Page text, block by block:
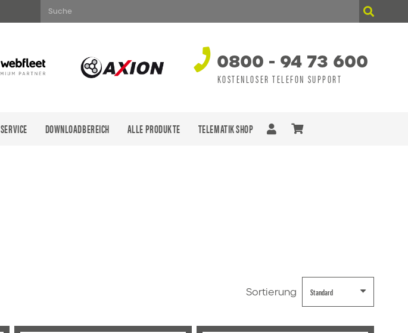
Suche
0800 - 94 73 600
KOSTENLOSER TELEFON SUPPORT
SERVICE DOWNLOADBEREICH ALLE PRODUKTE TELEMATIK SHOP
Sortierung